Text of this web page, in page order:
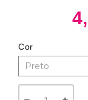
Cor